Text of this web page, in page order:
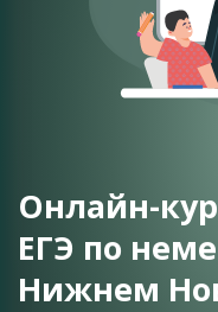
Онлайн-
ЕГЭ по
Нижнем